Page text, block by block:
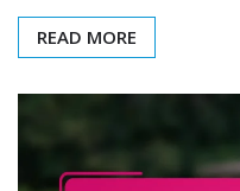
READ MORE